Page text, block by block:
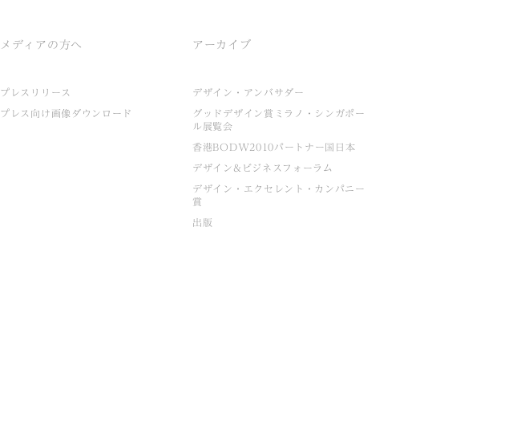
メディアの方へ
プレスリリース
プレス向け画像ダウンロード
アーカイブ
デザイン・アンバサダー
グッドデザイン賞ミラノ・シンガポー
ル展覧会
香港BODW2010パートナー国日本
デザイン&ビジネスフォーラム
デザイン・エクセレント・カンパニー
賞
出版